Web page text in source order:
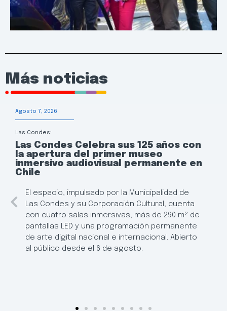
Más noticias
Agosto 7, 2026
Las Condes:
Las Condes Celebra sus 125 años con
la apertura del primer museo
inmersivo audiovisual permanente en
Chile
El espacio, impulsado por la Municipalidad de
Las Condes y su Corporación Cultural, cuenta
con cuatro salas inmersivas, más de 290 m² de
pantallas LED y una programación permanente
de arte digital nacional e internacional. Abierto
al público desde el 6 de agosto.